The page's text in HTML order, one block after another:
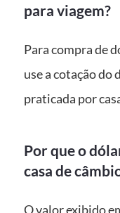
para viagem?
Para compra de
use a cotação do
praticada por
Por que o
casa de
O valor exibido